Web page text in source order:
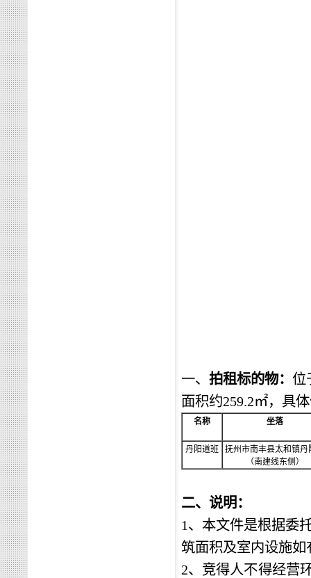
一、 拍租标的物： 位
面积约259.2㎡，具
名称 坐落
丹阳道班
抚州市南丰县太和镇丹
（南建线东侧）
二、 说明：
1、 本文件是根据委
筑面积及室内设施
2、 竞得人不得经营